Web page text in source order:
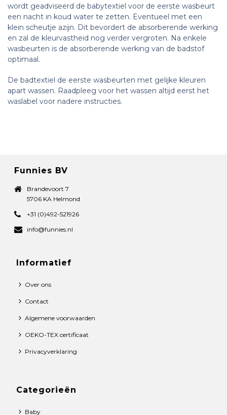
wordt geadviseerd de babytextiel voor de eerste wasbeurt
een nacht in koud water te zetten. Eventueel met een
klein scheutje azijn. Dit bevordert de absorberende werking
en zal de kleurvastheid nog verder vergroten. Na enkele
wasbeurten is de absorberende werking van de badstof
optimaal.
De badtextiel de eerste wasbeurten met gelijke kleuren
apart wassen. Raadpleeg voor het wassen altijd eerst het
waslabel voor nadere instructies.
Funnies BV
Brandevoort 7
5706 KA Helmond
+31 (0)492-521926
info@funnies.nl
Informatief
Over ons
Contact
Algemene voorwaarden
OEKO-TEX certificaat
Privacyverklaring
Categorieën
Baby